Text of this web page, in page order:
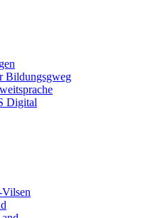
Bildungsgweg
Digital